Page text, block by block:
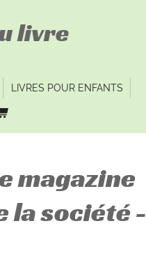
livre
LIVRES POUR ENFANTS
magazine
la société -